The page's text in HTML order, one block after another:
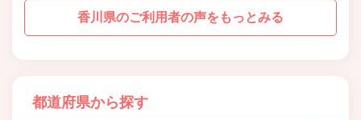
香川県のご利用者の声をもっとみる
都道府県から探す